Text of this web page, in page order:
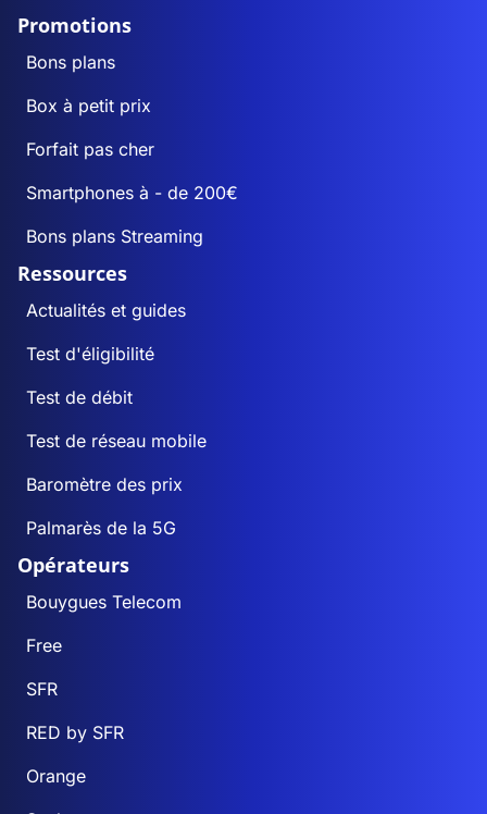
Promotions
Bons plans
Box à petit prix
Forfait pas cher
Smartphones à - de 200€
Bons plans Streaming
Ressources
Actualités et guides
Test d'éligibilité
Test de débit
Test de réseau mobile
Baromètre des prix
Palmarès de la 5G
Opérateurs
Bouygues Telecom
Free
SFR
RED by SFR
Orange